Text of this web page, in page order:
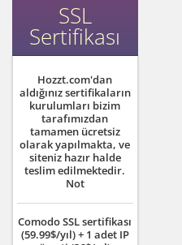
SSL
Sertifikası
Hozzt.com'dan
aldığınız sertifikaların
kurulumları bizim
tarafımızdan
tamamen ücretsiz
olarak yapılmakta, ve
siteniz hazır halde
teslim edilmektedir.
Not
Comodo SSL sertifikası
(59.99$/yıl) + 1 adet IP